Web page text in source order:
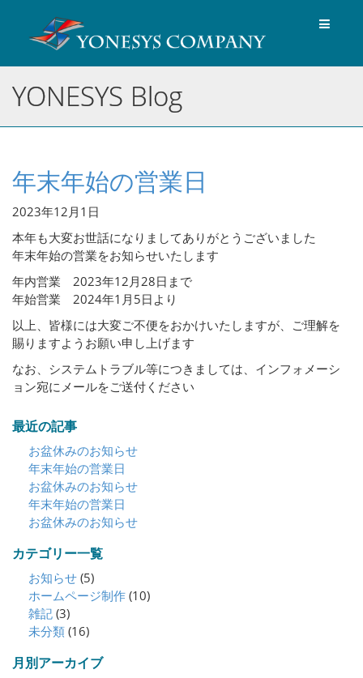
Toggle
YONESYS Blog
年末年始の営業日
2023年12月1日
本年も大変お世話になりましてありがとうございました
年末年始の営業をお知らせいたします
年内営業 2023年12月28日まで
年始営業 2024年1月5日より
以上、皆様には大変ご不便をおかけいたしますが、ご理解を
賜りますようお願い申し上げます
なお、システムトラブル等につきましては、インフォメーシ
ョン宛にメールをご送付ください
最近の記事
お盆休みのお知らせ
年末年始の営業日
お盆休みのお知らせ
年末年始の営業日
お盆休みのお知らせ
カテゴリー一覧
お知らせ (5)
ホームページ制作 (10)
雑記 (3)
未分類 (16)
月別アーカイブ